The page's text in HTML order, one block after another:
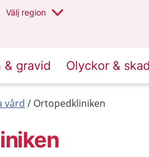
Välj region
& gravid Olyckor &
vård Ortopedkliniken